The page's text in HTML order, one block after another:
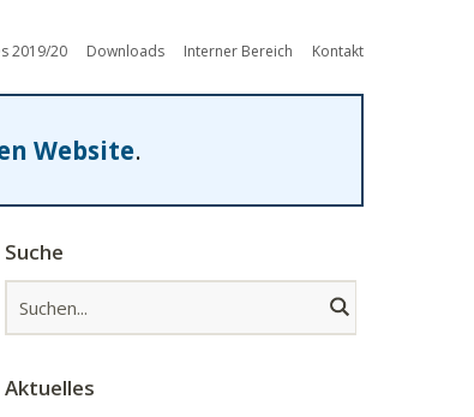
2019/20 Downloads Interner Bereich Kontakt
Website.
Suche
Aktuelles